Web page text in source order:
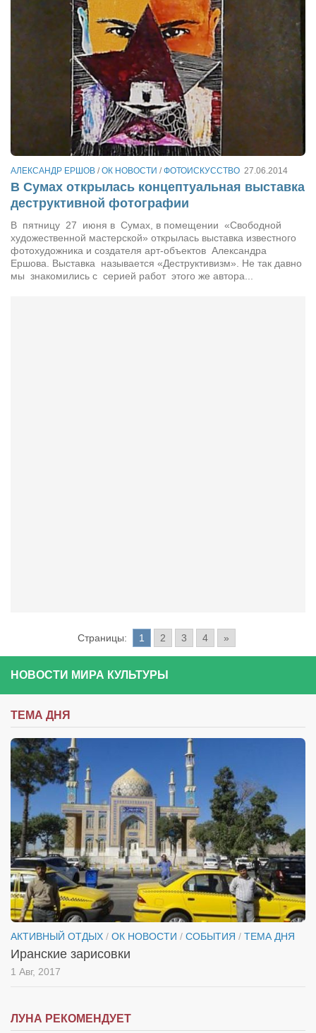
АЛЕКСАНДР ЕРШОВ /ОК НОВОСТИ /ФОТОИСКУССТВО 27.06.2014
В Сумах открылась концептуальная выставка
деструктивной фотографии
В пятницу 27 июня в Сумах, в помещении «Свободной
художественной мастерской» открылась выставка известного
фотохудожника и создателя арт-объектов Александра
Ершова. Выставка называется «Деструктивизм». Не так давно
мы знакомились с серией работ этого же автора...
Страницы: 1 2 3 4 »
НОВОСТИ МИРА КУЛЬТУРЫ
ТЕМА ДНЯ
АКТИВНЫЙ ОТДЫХ / ОК НОВОСТИ / СОБЫТИЯ / ТЕМА ДНЯ
Иранские зарисовки
1 Авг, 2017
ЛУНА РЕКОМЕНДУЕТ